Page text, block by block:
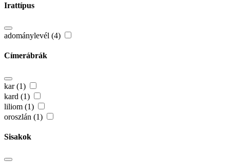
Irattípus
adománylevél (4)
Címerábrák
kar (1)
kard (1)
liliom (1)
oroszlán (1)
Sisakok